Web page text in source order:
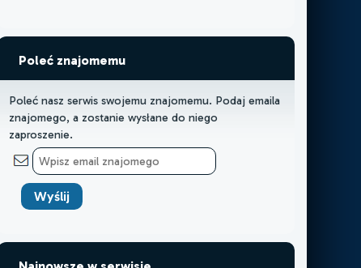
Poleć znajomemu
Poleć nasz serwis swojemu znajomemu. Podaj emaila
znajomego, a zostanie wysłane do niego
zaproszenie.